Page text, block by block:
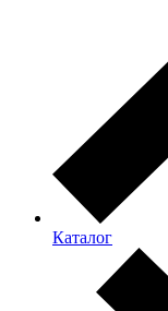
Каталог